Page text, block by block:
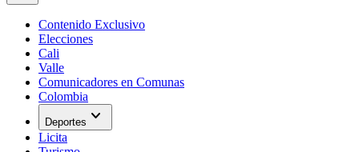
Contenido Exclusivo
Elecciones
Cali
Valle
Comunicadores en Comunas
Colombia
Deportes expand_more
Licita